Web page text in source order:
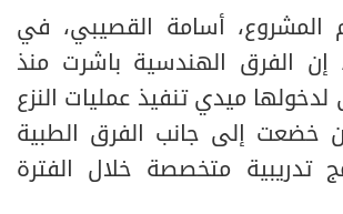
المشروع، أسامة القصيبي، في
الفرق الهندسية باشرت منذ
لدخولها ميدي تنفيذ عمليات النزع
أن خضعت إلى جانب الفرق الطبية
تدريبية متخصصة خلال الفترة